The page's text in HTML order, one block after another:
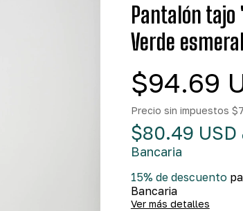
Pantalón tajo
Verde
$94.69
Precio sin impuestos
$80.49 USD
Bancaria
15% de descuento
Bancaria
Ver más detalles